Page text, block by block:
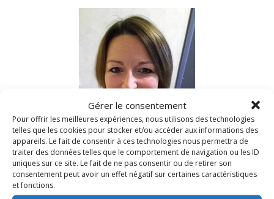
Gérer le consentement
Pour offrir les meilleures expériences, nous utilisons des technologies
telles que les cookies pour stocker et/ou accéder aux informations des
appareils. Le fait de consentir à ces technologies nous permettra de
traiter des données telles que le comportement de navigation ou les ID
uniques sur ce site. Le fait de ne pas consentir ou de retirer son
consentement peut avoir un effet négatif sur certaines caractéristiques
et fonctions.
Nad c’est moi!
Depuis 2006, je vous reçois dans ma cuisine et partage